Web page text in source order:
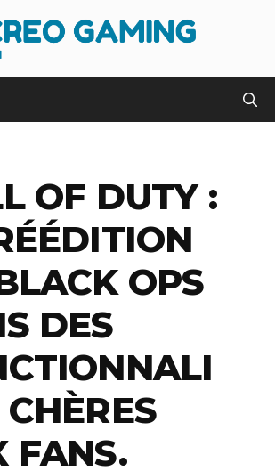
OF DUTY :
OPS
DES
FANS.